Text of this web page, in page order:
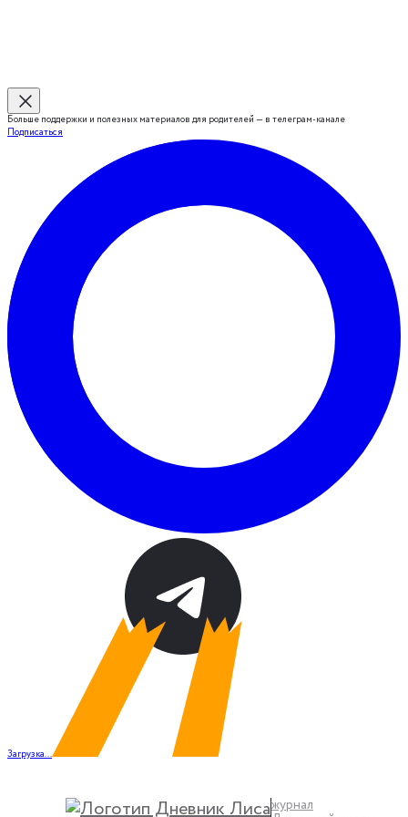
Больше поддержки и полезных материалов для родителей — в телеграм-канале
Подписаться
Загрузка...
журнал